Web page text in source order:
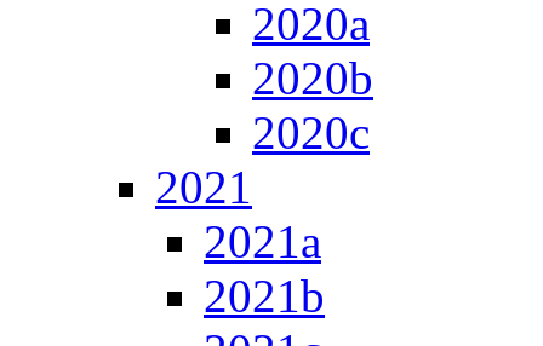
2020a
2020b
2020c
2021
2021a
2021b